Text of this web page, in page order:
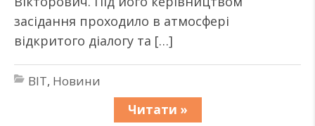
засідання проходило в атмосфері
відкритого діалогу та […]
BIT, Новини
Читати »